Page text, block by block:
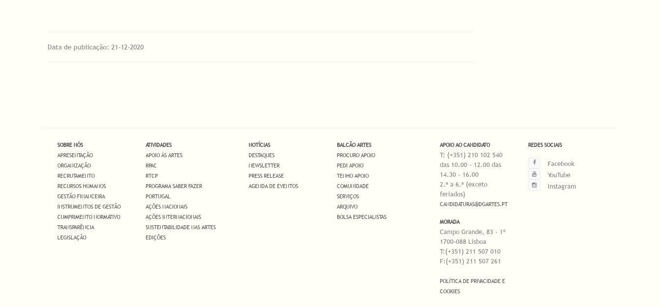
Data de publicação: 21-12-2020
SOBRE NÓS
APRESENTAÇÃO
ORGANIZAÇÃO
RECRUTAMENTO
RECURSOS HUMANOS
GESTÃO FINANCEIRA
INSTRUMENTOS DE GESTÃO
CUMPRIMENTO NORMATIVO
TRANSPARÊNCIA
LEGISLAÇÃO
ATIVIDADES
APOIO ÀS ARTES
RPAC
RTCP
PROGRAMA SABER FAZER
PORTUGAL
AÇÕES NACIONAIS
AÇÕES INTERNACIONAIS
SUSTENTABILIDADE NAS ARTES
EDIÇÕES
NOTÍCIAS
DESTAQUES
NEWSLETTER
PRESS RELEASE
AGENDA DE EVENTOS
BALCÃO ARTES
PROCURO APOIO
PEDI APOIO
TENHO APOIO
COMUNIDADE
SERVIÇOS
ARQUIVO
BOLSA ESPECIALISTAS
APOIO AO CANDIDATO
T: (+351) 210 102 540
das 10.00 - 12.00 das
14.30 - 16.00
2.ª a 6.ª (exceto
feriados)
CANDIDATURAS@DGARTES.PT
MORADA
Campo Grande, 83 - 1º
1700-088 Lisboa
T:(+351) 211 507 010
F:(+351) 211 507 261
POLÍTICA DE PRIVACIDADE E
COOKIES
REDES SOCIAIS
Facebook
YouTube
Instagram